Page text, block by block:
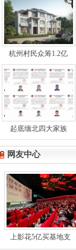
杭州村民众筹1.2亿
起底缅北四大家族
网友中心
上影花5亿买基地支